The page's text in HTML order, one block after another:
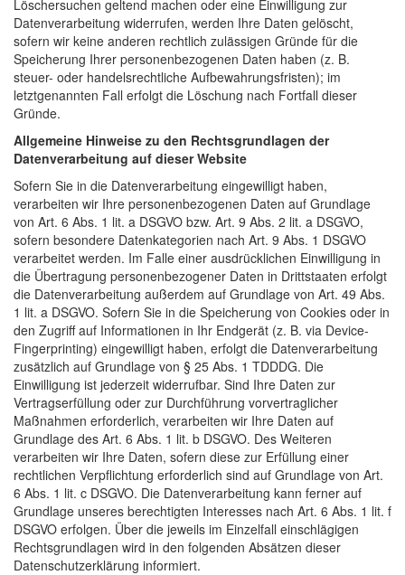
Löschersuchen geltend machen oder eine Einwilligung zur
Datenverarbeitung widerrufen, werden Ihre Daten gelöscht,
sofern wir keine anderen rechtlich zulässigen Gründe für die
Speicherung Ihrer personenbezogenen Daten haben (z. B.
steuer- oder handelsrechtliche Aufbewahrungsfristen); im
letztgenannten Fall erfolgt die Löschung nach Fortfall dieser
Gründe.
Allgemeine Hinweise zu den Rechtsgrundlagen der
Datenverarbeitung auf dieser Website
Sofern Sie in die Datenverarbeitung eingewilligt haben,
verarbeiten wir Ihre personenbezogenen Daten auf Grundlage
von Art. 6 Abs. 1 lit. a DSGVO bzw. Art. 9 Abs. 2 lit. a DSGVO,
sofern besondere Datenkategorien nach Art. 9 Abs. 1 DSGVO
verarbeitet werden. Im Falle einer ausdrücklichen Einwilligung in
die Übertragung personenbezogener Daten in Drittstaaten erfolgt
die Datenverarbeitung außerdem auf Grundlage von Art. 49 Abs.
1 lit. a DSGVO. Sofern Sie in die Speicherung von Cookies oder in
den Zugriff auf Informationen in Ihr Endgerät (z. B. via Device-
Fingerprinting) eingewilligt haben, erfolgt die Datenverarbeitung
zusätzlich auf Grundlage von § 25 Abs. 1 TDDDG. Die
Einwilligung ist jederzeit widerrufbar. Sind Ihre Daten zur
Vertragserfüllung oder zur Durchführung vorvertraglicher
Maßnahmen erforderlich, verarbeiten wir Ihre Daten auf
Grundlage des Art. 6 Abs. 1 lit. b DSGVO. Des Weiteren
verarbeiten wir Ihre Daten, sofern diese zur Erfüllung einer
rechtlichen Verpflichtung erforderlich sind auf Grundlage von Art.
6 Abs. 1 lit. c DSGVO. Die Datenverarbeitung kann ferner auf
Grundlage unseres berechtigten Interesses nach Art. 6 Abs. 1 lit. f
DSGVO erfolgen. Über die jeweils im Einzelfall einschlägigen
Rechtsgrundlagen wird in den folgenden Absätzen dieser
Datenschutzerklärung informiert.